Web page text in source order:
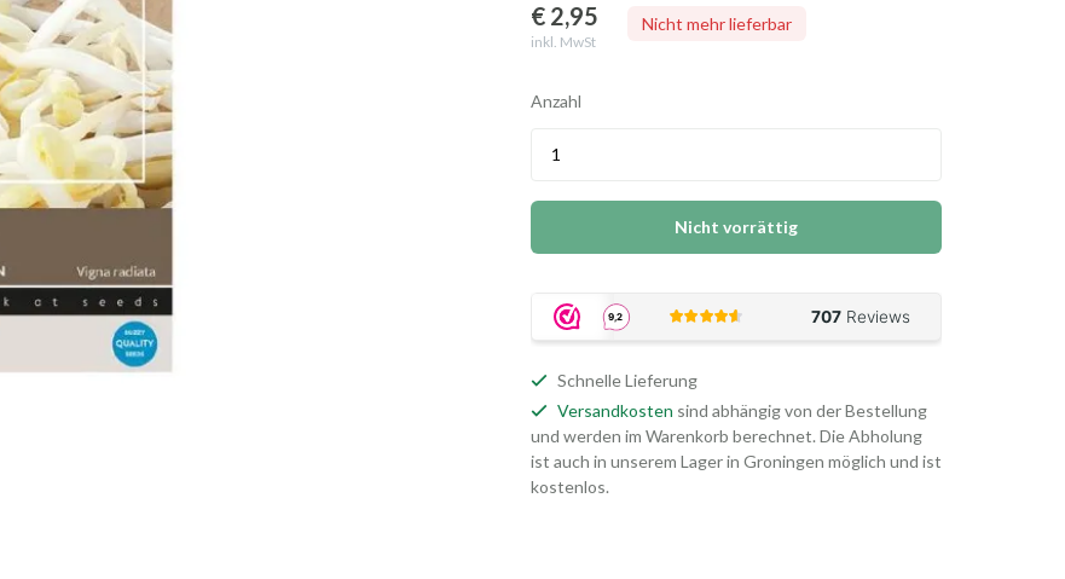
€ 2,95
inkl. MwSt
Nicht mehr lieferbar
Anzahl
Nicht vorrättig
Schnelle Lieferung
Versandkosten sind abhängig von der Bestellung
und werden im Warenkorb berechnet. Die Abholung
ist auch in unserem Lager in Groningen möglich und ist
kostenlos.